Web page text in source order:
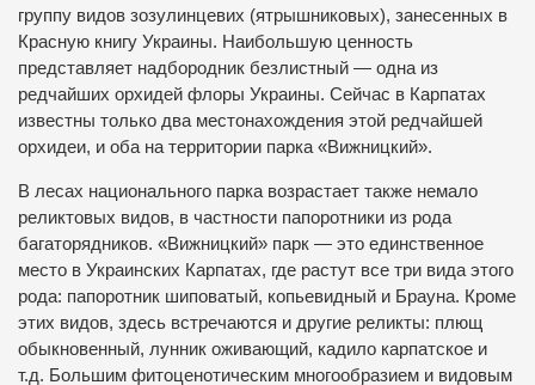
группу видов зозулинцевих (ятрышниковых), занесенных в
Красную книгу Украины. Наибольшую ценность
представляет надбородник безлистный — одна из
редчайших орхидей флоры Украины. Сейчас в Карпатах
известны только два местонахождения этой редчайшей
орхидеи, и оба на территории парка «Вижницкий».
В лесах национального парка возрастает также немало
реликтовых видов, в частности папоротники из рода
багаторядников. «Вижницкий» парк — это единственное
место в Украинских Карпатах, где растут все три вида этого
рода: папоротник шиповатый, копьевидный и Брауна. Кроме
этих видов, здесь встречаются и другие реликты: плющ
обыкновенный, лунник оживающий, кадило карпатское и
т.д. Большим фитоценотическим многообразием и видовым